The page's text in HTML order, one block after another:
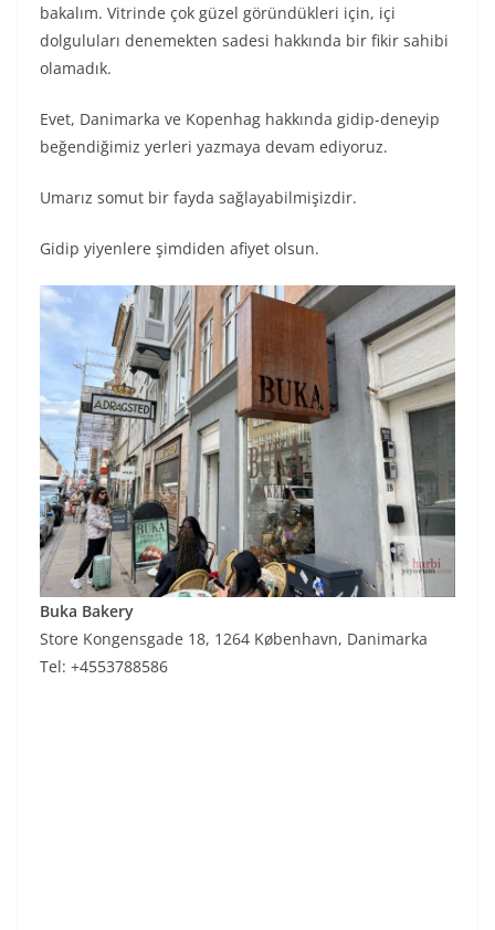
bakalım. Vitrinde çok güzel göründükleri için, içi
dolguluları denemekten sadesi hakkında bir fikir sahibi
olamadık.
Evet, Danimarka ve Kopenhag hakkında gidip-deneyip
beğendiğimiz yerleri yazmaya devam ediyoruz.
Umarız somut bir fayda sağlayabilmişizdir.
Gidip yiyenlere şimdiden afiyet olsun.
Buka Bakery
Store Kongensgade 18, 1264 København, Danimarka
Tel: +4553788586